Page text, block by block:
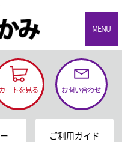
MENU
カートを見る お問い合わせ
ご利用ガイド